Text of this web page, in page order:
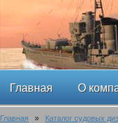
Главная О
Главная » Каталог судовых